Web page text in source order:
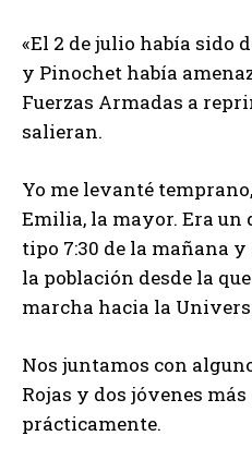
«El 2 de julio había sido
y Pinochet había
Fuerzas Armadas a
salieran.
Yo me levanté
Emilia, la mayor. Era un
tipo 7:30 de la mañana
la población desde la
marcha hacia la
Nos juntamos con
Rojas y dos jóvenes
prácticamente.